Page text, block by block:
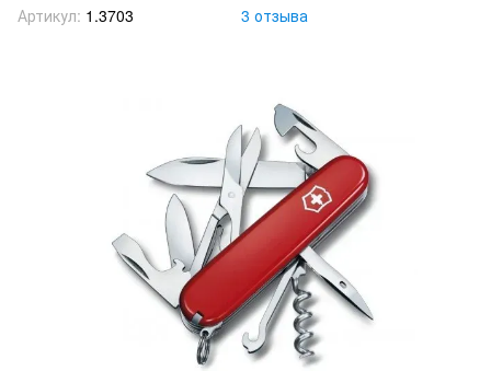
Артикул: 1.3703 3 отзыва